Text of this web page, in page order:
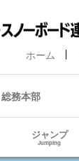
ホーム
総務本部
ジャンプ
Jumping